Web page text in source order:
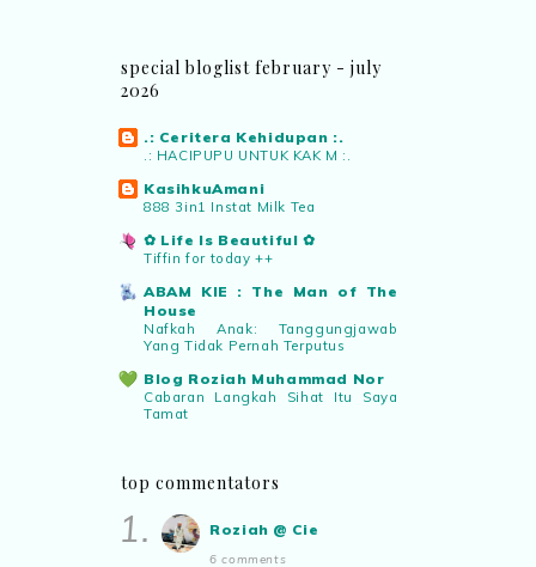
dan teknologi digital terbaik!”
pertandingan tiktok mencipta sajak
Mencipta Sajak Kemerdekaan 2026 dari
bakat puisi kebangsaan dan
patriotisme.”
Eyma Balkishcommented on
pertandingan tiktok mencipta sajak
“Menarik..tapi lama tak mengarang
rasa kurang ideanya.”
mencipta sajak:“Menarik PNM
di TikTok.”
special bloglist february - july
2026
.: Ceritera Kehidupan :.
.: HACIPUPU UNTUK KAK M :.
KasihkuAmani
888 3in1 Instat Milk Tea
✿ Life Is Beautiful ✿
Tiffin for today ++
ABAM KIE : The Man of The
House
Nafkah Anak: Tanggungjawab
Yang Tidak Pernah Terputus
Blog Roziah Muhammad Nor
Cabaran Langkah Sihat Itu Saya
Tamat
Manis Strawberi
Air Tangan Kak Ipar Bahagian 2
2025
top commentators
1. Roziah @ Cie
6 comments